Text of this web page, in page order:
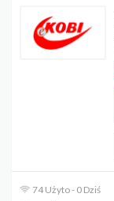
74 Użyto - 0 Dziś